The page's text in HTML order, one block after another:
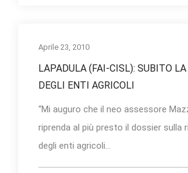
Aprile 23, 2010
LAPADULA (FAI-CISL): SUBITO
DEGLI ENTI AGRICOLI
“Mi auguro che il neo assessore
riprenda al più presto il dossier sulla
degli enti agricoli...